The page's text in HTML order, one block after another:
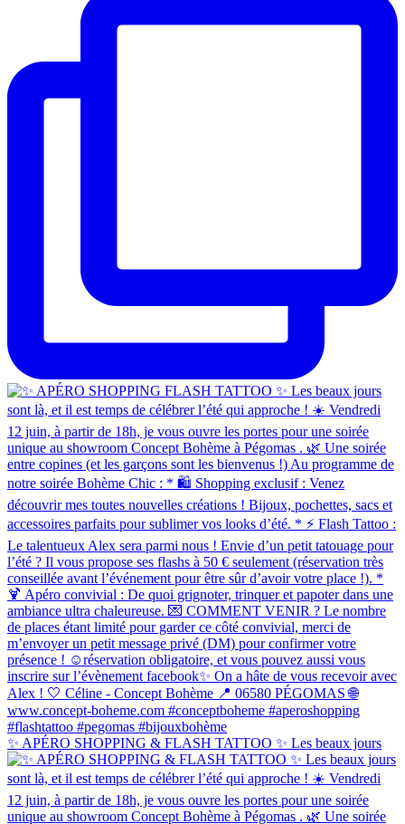
✨ APÉRO SHOPPING & FLASH TATTOO ✨ Les beaux jours